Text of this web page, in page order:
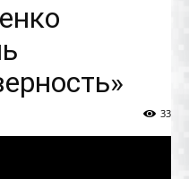
33